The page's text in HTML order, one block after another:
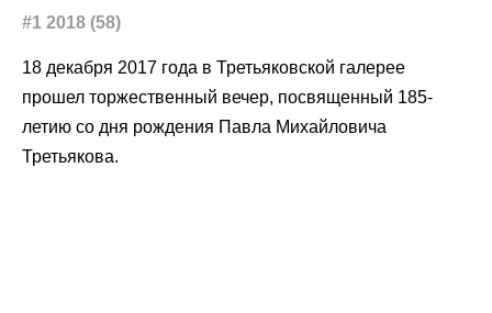
#1 2018 (58)
18 декабря 2017 года в Третьяковской галерее
прошел торжественный вечер, посвященный 185-
летию со дня рождения Павла Михайловича
Третьякова.